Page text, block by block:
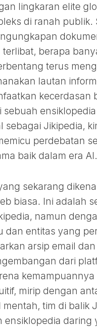
lingkaran elite
di ranah publik.
terlibat, berapa
terus
lautan
kecerdasan
sebuah
sebagai Jikipedia,
perdebatan
baik dalam era AI.
sekarang
biasa. Ini adalah
namun
dan entitas yang
arsip email
dari
mirip dengan
mentah, tim di balik
ensiklopedia